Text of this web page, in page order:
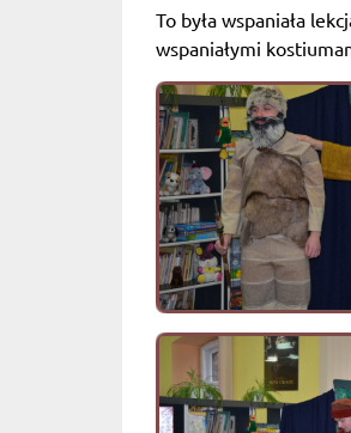
To była wspaniała
wspaniałymi